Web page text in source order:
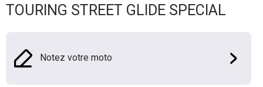
Equipement
Forum
TOURING STREET GLIDE SPECIAL
Notez votre moto